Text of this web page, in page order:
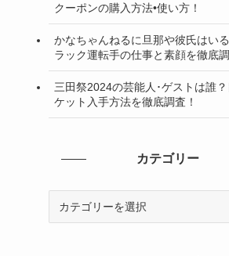
クーポンの購入方法•使い方！
かなちゃんねるに旦那や彼氏はい
ラック運転手の仕事と素顔を徹底調
三田祭2024の芸能人･ゲストは誰
ケット入手方法を徹底調査！
カテゴリー